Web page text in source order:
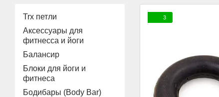
3
Trx петли
Аксессуары для
фитнесса и йоги
Балансир
Блоки для йоги и
фитнеса
Бодибары (Body Bar)